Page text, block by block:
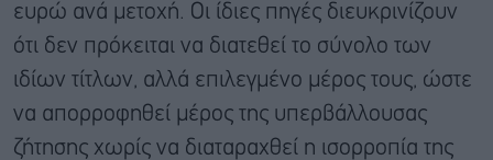
ευρώ ανά μετοχή. Οι ίδιες πηγές διευκρινίζουν
ότι δεν πρόκειται να διατεθεί το σύνολο των
ιδίων τίτλων, αλλά επιλεγμένο μέρος τους, ώστε
να απορροφηθεί μέρος της υπερβάλλουσας
ζήτησης χωρίς να διαταραχθεί η ισορροπία της